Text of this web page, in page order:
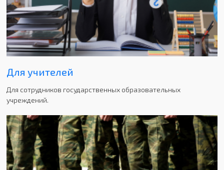
Для учителей
Для сотрудников государственных образовательных
учреждений.